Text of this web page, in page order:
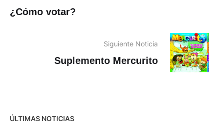
¿Cómo votar?
Siguiente Noticia
Suplemento Mercurito
ÚLTIMAS NOTICIAS